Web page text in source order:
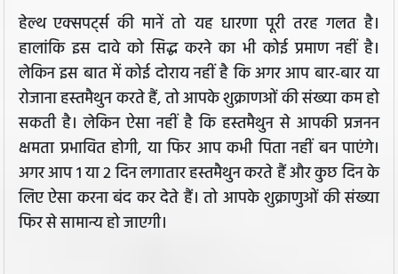
हेल्थ एक्सपर्ट्स की मानें तो यह धारणा पूरी तरह गलत है।
हालांकि इस दावे को सिद्ध करने का भी कोई प्रमाण नहीं है।
लेकिन इस बात में कोई दोराय नहीं है कि अगर आप बार-बार या
रोजाना हस्तमैथुन करते हैं, तो आपके शुक्राणओं की संख्या कम हो
सकती है। लेकिन ऐसा नहीं है कि हस्तमैथुन से आपकी प्रजनन
क्षमता प्रभावित होगी, या फिर आप कभी पिता नहीं बन पाएंगे।
अगर आप 1 या 2 दिन लगातार हस्तमैथुन करते हैं और कुछ दिन के
लिए ऐसा करना बंद कर देते हैं। तो आपके शुक्राणुओं की संख्या
फिर से सामान्य हो जाएगी।